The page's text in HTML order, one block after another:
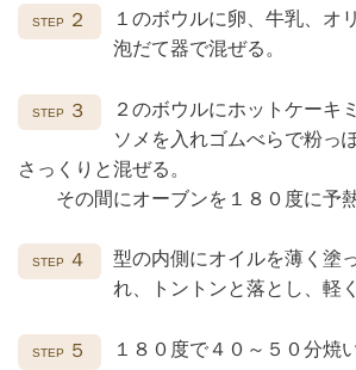
２
１のボウルに卵、牛乳、オ
泡だて器で混ぜる。
３
２のボウルにホットケーキ
ソメを入れゴムべらで粉っ
さっくりと混ぜる。
その間にオーブンを１８０度に予熱
４
型の内側にオイルを薄く塗
れ、トントンと落とし、軽
５ １８０度で４０～５０分焼